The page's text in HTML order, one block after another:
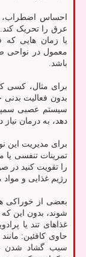
احساس اضطراب،
عرق را تحریک
یا زمان هایی
معمول در
باشد.
برای مثال، کسی
بدون فعالیت
سیستم عصبی
دهد، به درمان نیاز
برای مدیریت این
تمرینات تنفسی
را تقویت کنید در
رژیم غذایی و
بعضی از خوراکی
شوند، بدون این
غذاهای تند یا
حاوی کافئین:
سبب گشاد شدن